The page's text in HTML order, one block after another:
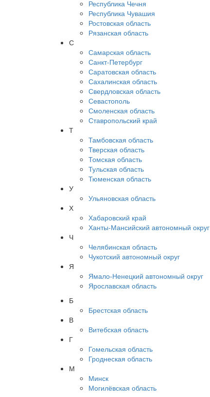
Республика Чечня
Республика Чувашия
Ростовская область
Рязанская область
С
Самарская область
Санкт-Петербург
Саратовская область
Сахалинская область
Свердловская область
Севастополь
Смоленская область
Ставропольский край
Т
Тамбовская область
Тверская область
Томская область
Тульская область
Тюменская область
У
Ульяновская область
Х
Хабаровский край
Ханты-Мансийский автономный округ
Ч
Челябинская область
Чукотский автономный округ
Я
Ямало-Ненецкий автономный округ
Ярославская область
Б
Брестская область
В
Витебская область
Г
Гомельская область
Гроднеская область
М
Минск
Могилёвская область